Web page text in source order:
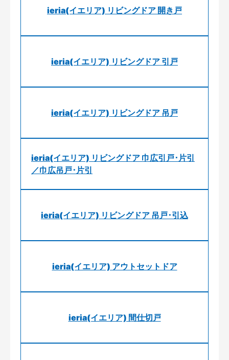
ieria(イエリア) リビングドア 開き戸
ieria(イエリア) リビングドア 引戸
ieria(イエリア) リビングドア 吊戸
ieria(イエリア) リビングドア 巾広引戸･片引
／巾広吊戸･片引
ieria(イエリア) リビングドア 吊戸･引込
ieria(イエリア) アウトセットドア
ieria(イエリア) 間仕切戸